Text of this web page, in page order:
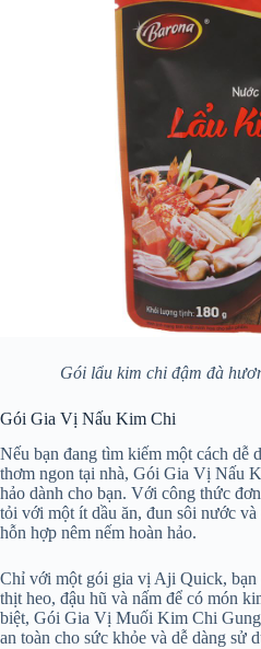
Gói lẩu kim chi đậm đà
Gói Gia Vị Nấu Kim Chi
Nếu bạn đang tìm kiếm một cách dễ
thơm ngon tại nhà, Gói Gia Vị Nấu
hảo dành cho bạn. Với công thức
tỏi với một ít dầu ăn, đun sôi nước
hỗn hợp nêm nếm hoàn hảo.
Chỉ với một gói gia vị Aji Quick, bạn
thịt heo, đậu hũ và nấm để có món
biệt, Gói Gia Vị Muối Kim Chi
an toàn cho sức khỏe và dễ dàng sử